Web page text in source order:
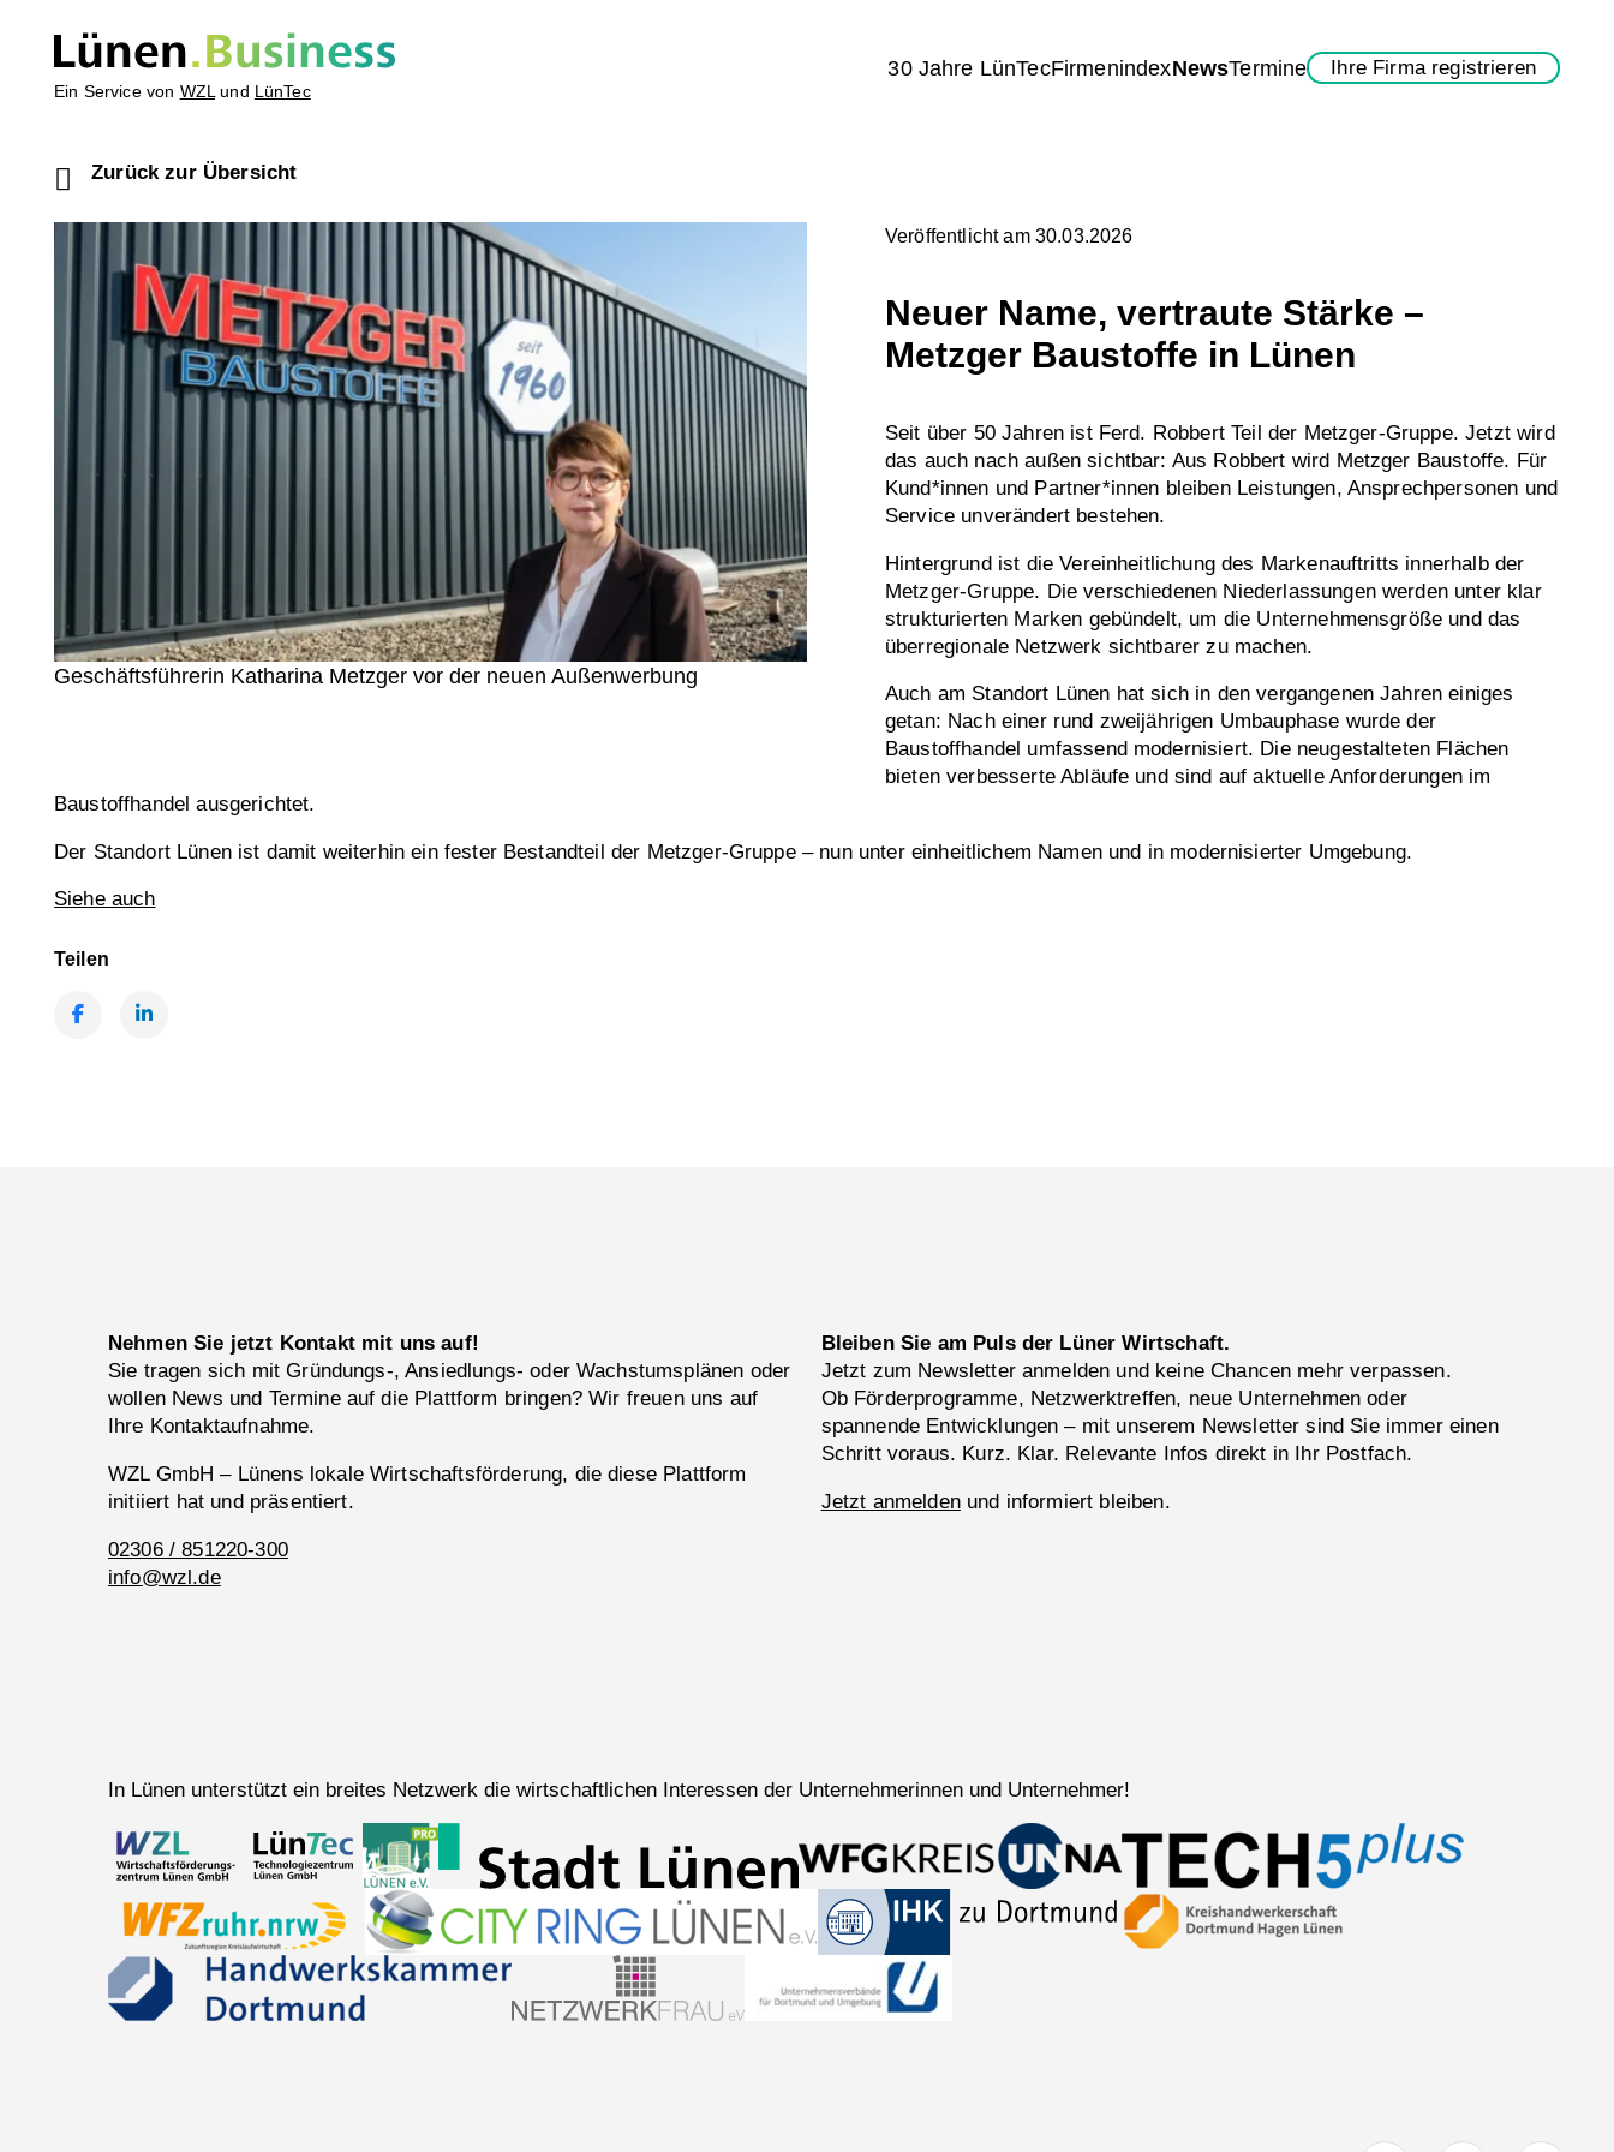
Ein Service von WZL und LünTec
30 Jahre LünTecFirmenindexNewsTermine Ihre Firma registrieren
Zurück zur Übersicht
Geschäftsführerin Katharina Metzger vor der neuen Außenwerbung
Veröffentlicht am 30.03.2026
Neuer Name, vertraute Stärke –
Metzger Baustoffe in Lünen
Seit über 50 Jahren ist Ferd. Robbert Teil der Metzger-Gruppe. Jetzt wird
das auch nach außen sichtbar: Aus Robbert wird Metzger Baustoffe. Für
Kund*innen und Partner*innen bleiben Leistungen, Ansprechpersonen und
Service unverändert bestehen.
Hintergrund ist die Vereinheitlichung des Markenauftritts innerhalb der
Metzger-Gruppe. Die verschiedenen Niederlassungen werden unter klar
strukturierten Marken gebündelt, um die Unternehmensgröße und das
überregionale Netzwerk sichtbarer zu machen.
Auch am Standort Lünen hat sich in den vergangenen Jahren einiges
getan: Nach einer rund zweijährigen Umbauphase wurde der
Baustoffhandel umfassend modernisiert. Die neugestalteten Flächen
bieten verbesserte Abläufe und sind auf aktuelle Anforderungen im
Baustoffhandel ausgerichtet.
Der Standort Lünen ist damit weiterhin ein fester Bestandteil der Metzger-Gruppe – nun unter einheitlichem Namen und in modernisierter Umgebung.
Siehe auch
Teilen
Nehmen Sie jetzt Kontakt mit uns auf!
Sie tragen sich mit Gründungs-, Ansiedlungs- oder Wachstumsplänen oder
wollen News und Termine auf die Plattform bringen? Wir freuen uns auf
Ihre Kontaktaufnahme.
WZL GmbH – Lünens lokale Wirtschaftsförderung, die diese Plattform
initiiert hat und präsentiert.
02306 / 851220-300
info@wzl.de
Bleiben Sie am Puls der Lüner Wirtschaft.
Jetzt zum Newsletter anmelden und keine Chancen mehr verpassen.
Ob Förderprogramme, Netzwerktreffen, neue Unternehmen oder
spannende Entwicklungen – mit unserem Newsletter sind Sie immer einen
Schritt voraus. Kurz. Klar. Relevante Infos direkt in Ihr Postfach.
Jetzt anmeldenund informiert bleiben.
In Lünen unterstützt ein breites Netzwerk die wirtschaftlichen Interessen der Unternehmerinnen und Unternehmer!